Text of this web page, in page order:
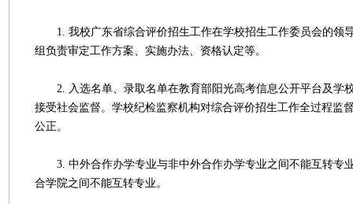
1. 我校广东省综合评价招生工作在学校招生工作委员会的领
组负责审定工作方案、实施办法、资格认定等。
2. 入选名单、录取名单在教育部阳光高考信息公开平台及学
接受社会监督。学校纪检监察机构对综合评价招生工作全过程监
公正。
3. 中外合作办学专业与非中外合作办学专业之间不能互转专
合学院之间不能互转专业。